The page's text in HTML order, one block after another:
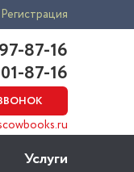
Регистрация
87-16
87-16
Услуги